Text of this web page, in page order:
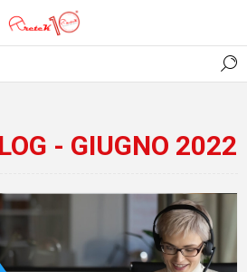
PRIVACY ABOUT US
- GIUGNO 2022